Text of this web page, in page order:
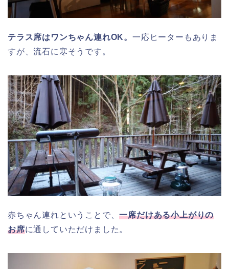
テラス席はワンちゃん連れOK。一応ヒーターもありま
すが、流石に寒そうです。
赤ちゃん連れということで、一席だけある小上がりの
お席に通していただけました。